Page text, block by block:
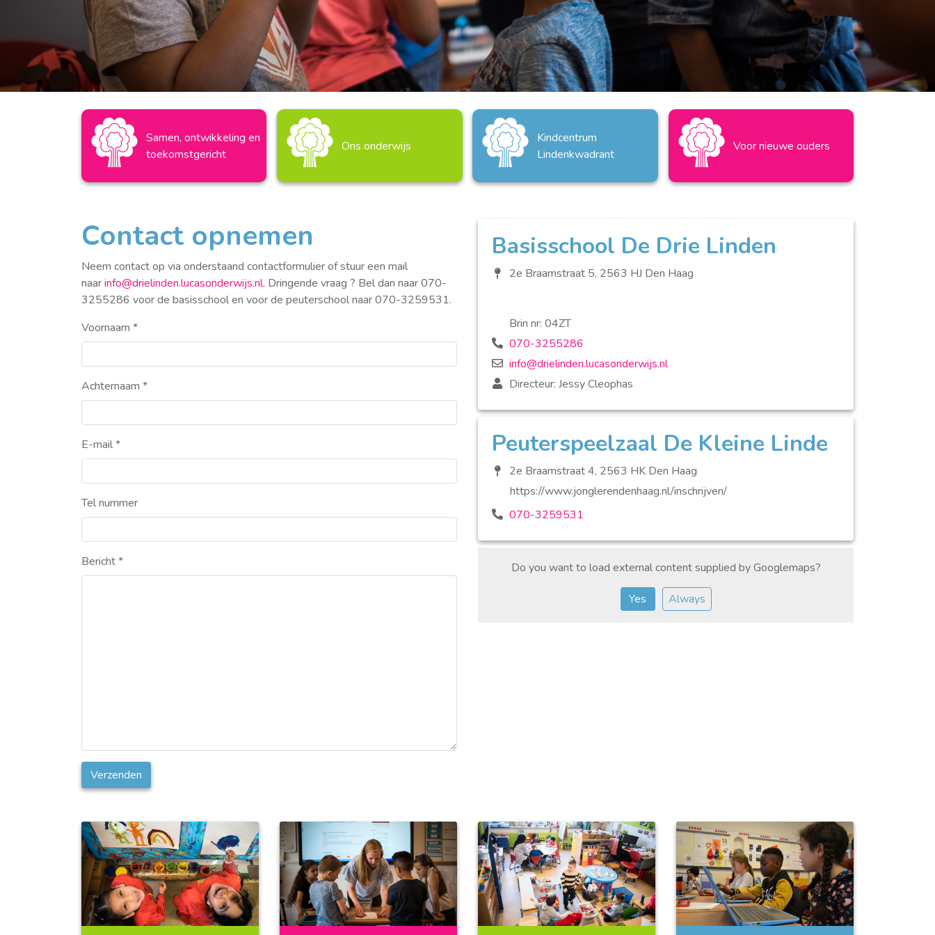
Samen, ontwikkeling en
toekomstgericht
Ons onderwijs
Kindcentrum
Lindenkwadrant
Voor nieuwe ouders
Contact opnemen
Neem contact op via onderstaand contactformulier of stuur een mail
naarinfo@drielinden.lucasonderwijs.nl. Dringende vraag ? Bel dan naar 070-
3255286 voor de basisschool en voor de peuterschool naar 070-3259531.
Voornaam *
Achternaam *
E-mail*
Tel nummer
Bericht*
Verzenden
Basisschool De Drie Linden
2e Braamstraat 5, 2563 HJ Den Haag
Brin nr: 04ZT
070-3255286
info@drielinden.lucasonderwijs.nl
Directeur: Jessy Cleophas
Peuterspeelzaal De Kleine Linde
2e Braamstraat 4, 2563 HK Den Haag
https://www.jonglerendenhaag.nl/inschrijven/
070-3259531
Do you want to load external content supplied byGooglemaps?
Yes Always